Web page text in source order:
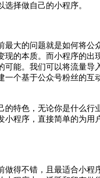
选择做自己的小程序。
最大的问题就是如何将公
现的本质。而小程序的出
可能。我们可以将流量导
一个基于公众号粉丝的互
的特色，无论你是什么行
小程序，直接简单的为用
做得不错，且最适合小程